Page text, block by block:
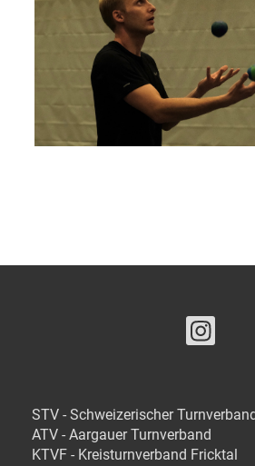
STV - Schweizerischer
ATV - Aargauer Turnverband
KTVF - Kreisturnverband Fricktal